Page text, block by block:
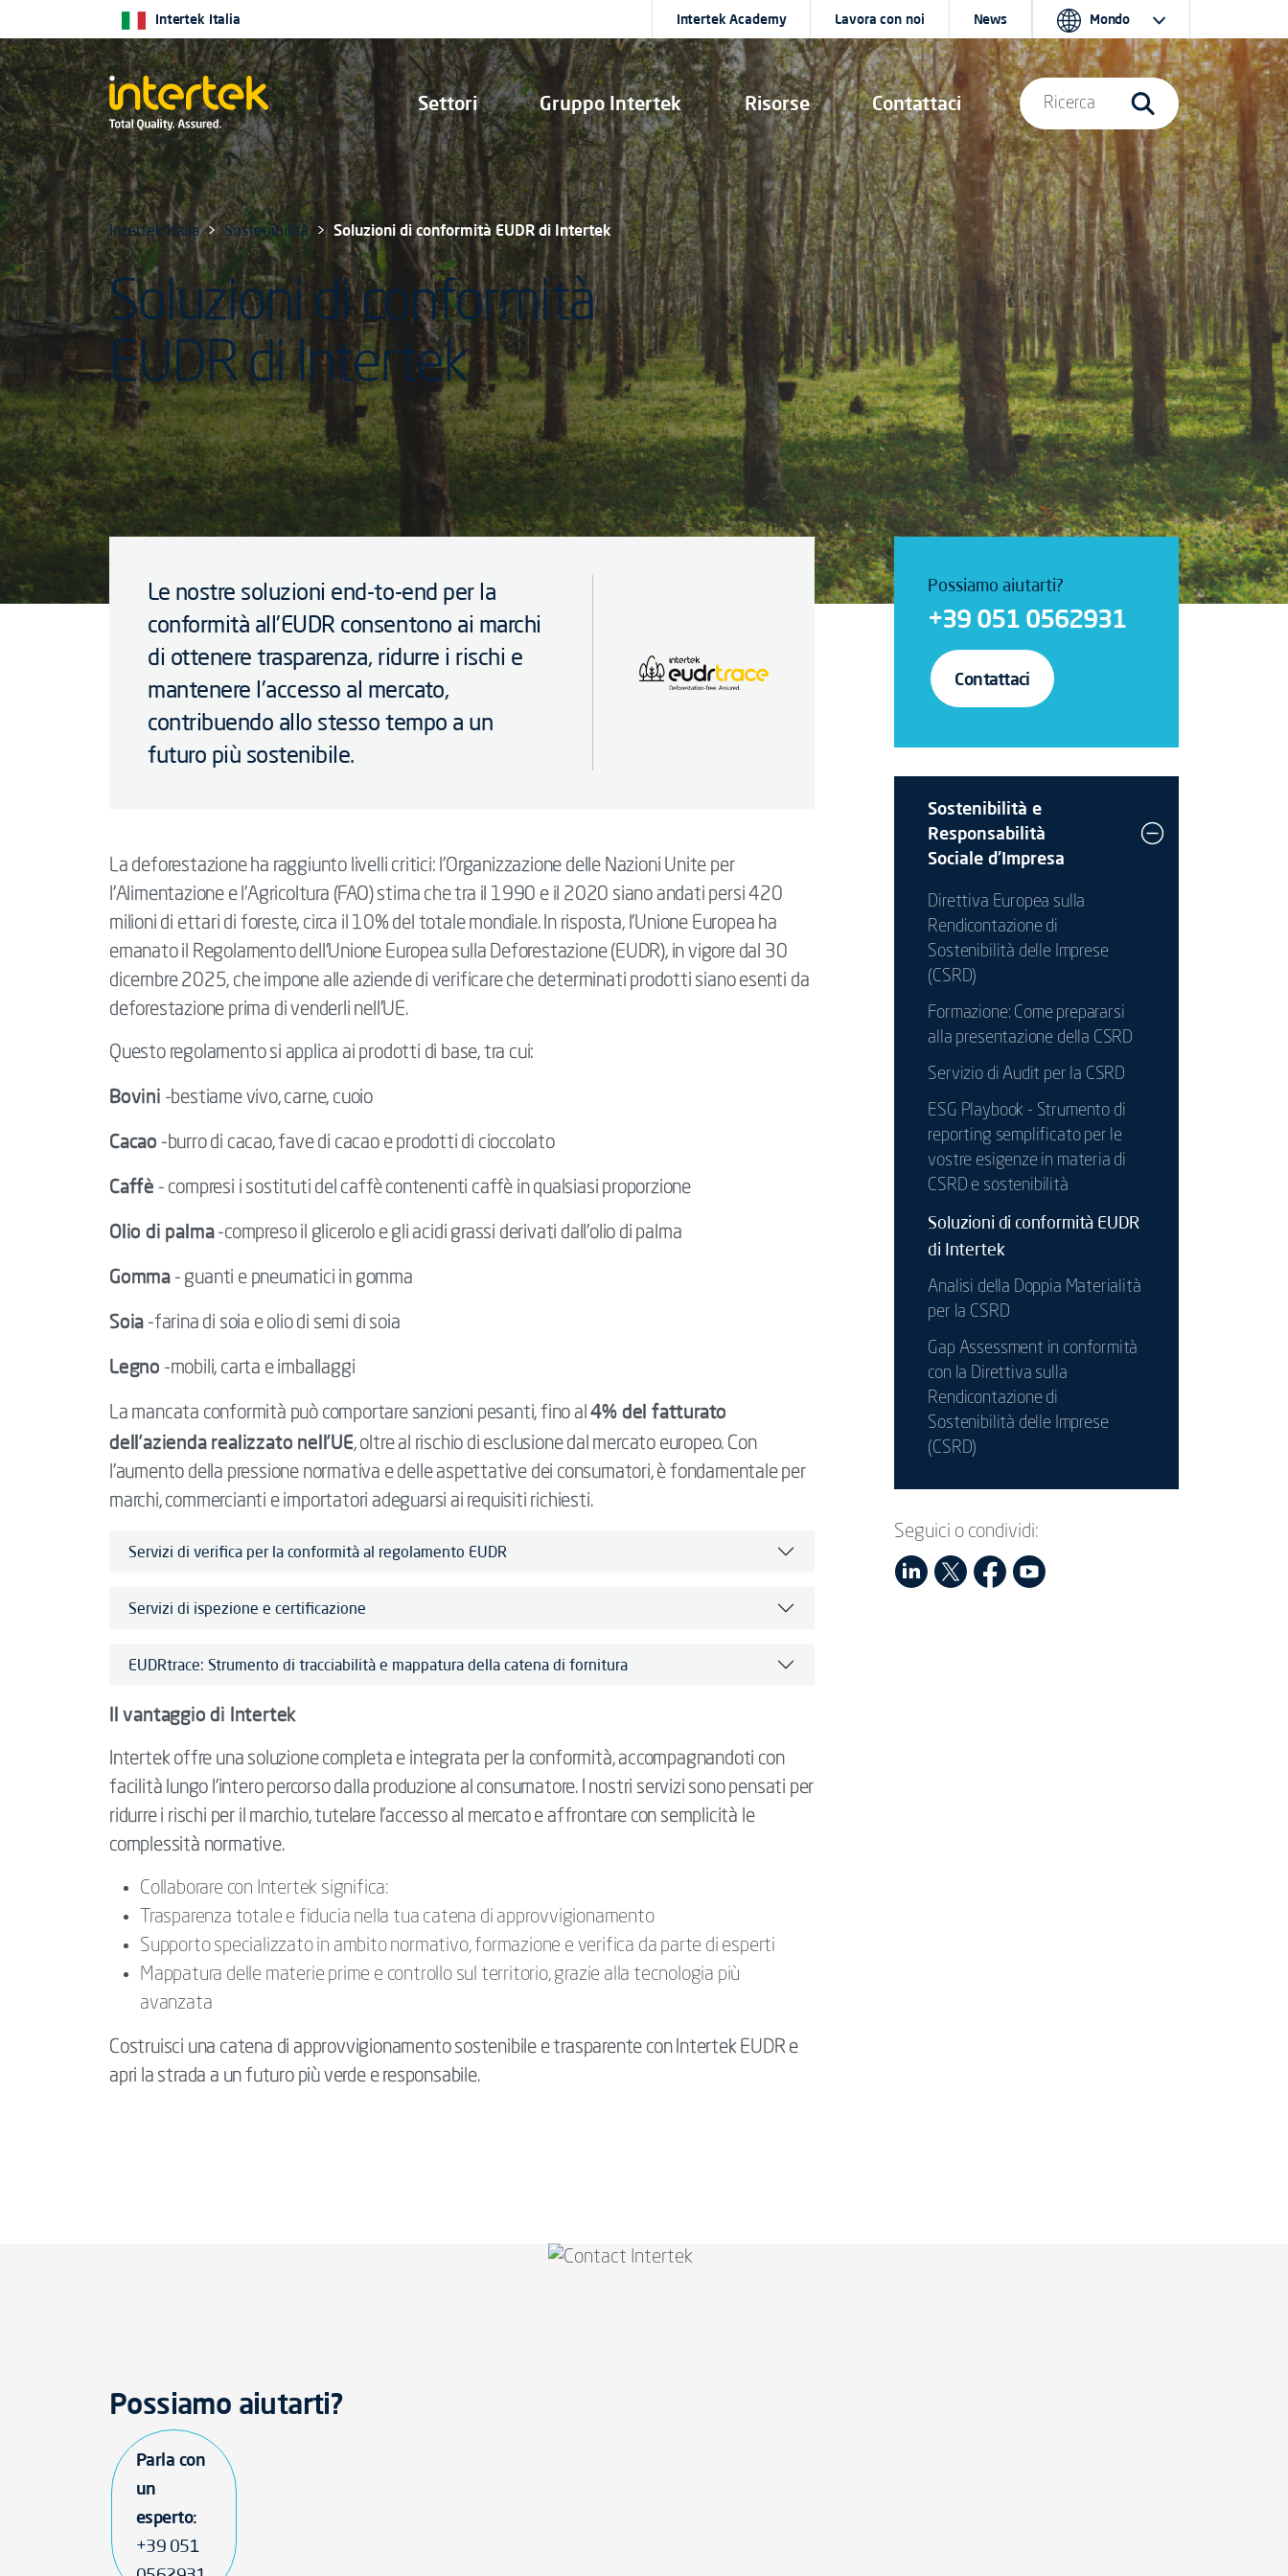
Settori Gruppo Intertek Risorse Contattaci
Intertek Italia Intertek Academy Lavora con noi News Mondo
Ricerca
Intertek Italia Sostenibilità Soluzioni di conformità EUDR di Intertek
Soluzioni di conformità
EUDR di Intertek
Le nostre soluzioni end-to-end per la
conformità all'EUDR consentono ai marchi
di ottenere trasparenza, ridurre i rischi e
mantenere l'accesso al mercato,
contribuendo allo stesso tempo a un
futuro più sostenibile.
La deforestazione ha raggiunto livelli critici: l'Organizzazione delle Nazioni Unite per
l'Alimentazione e l'Agricoltura (FAO) stima che tra il 1990 e il 2020 siano andati persi 420
milioni di ettari di foreste, circa il 10% del totale mondiale. In risposta, l'Unione Europea ha
emanato il Regolamento dell'Unione Europea sulla Deforestazione (EUDR), in vigore dal 30
dicembre 2025, che impone alle aziende di verificare che determinati prodotti siano esenti da
deforestazione prima di venderli nell'UE.
Questo regolamento si applica ai prodotti di base, tra cui:
Bovini -bestiame vivo, carne, cuoio
Cacao -burro di cacao, fave di cacao e prodotti di cioccolato
Caffè - compresi i sostituti del caffè contenenti caffè in qualsiasi proporzione
Olio di palma-compreso il glicerolo e gli acidi grassi derivati dall'olio di palma
Gomma - guanti e pneumatici in gomma
Soia -farina di soia e olio di semi di soia
Legno -mobili, carta e imballaggi
La mancata conformità può comportare sanzioni pesanti, fino al4% del fatturato
dell’azienda realizzato nell'UE, oltre al rischio di esclusione dal mercato europeo. Con
l’aumento della pressione normativa e delle aspettative dei consumatori, è fondamentale per
marchi, commercianti e importatori adeguarsi ai requisiti richiesti.
Servizi di verifica per la conformità al regolamento EUDR
Servizi di ispezione e certificazione
EUDRtrace: Strumento di tracciabilità e mappatura della catena di fornitura
Il vantaggio di Intertek
Intertek offre una soluzione completa e integrata per la conformità, accompagnandoti con
facilità lungo l’intero percorso dalla produzione al consumatore. I nostri servizi sono pensati per
ridurre i rischi per il marchio, tutelare l’accesso al mercato e affrontare con semplicità le
complessità normative.
Collaborare con Intertek significa:
Trasparenza totale e fiducia nella tua catena di approvvigionamento
Supporto specializzato in ambito normativo, formazione e verifica da parte di esperti
Mappatura delle materie prime e controllo sul territorio, grazie alla tecnologia più
avanzata
Costruisci una catena di approvvigionamento sostenibile e trasparente con Intertek EUDR e
apri la strada a un futuro più verde e responsabile.
Possiamo aiutarti?
+39 051 0562931
Contattaci
Sostenibilità e
Responsabilità
Sociale d'Impresa
Direttiva Europea sulla
Rendicontazione di
Sostenibilità delle Imprese
(CSRD)
Formazione: Come prepararsi
alla presentazione della CSRD
Servizio di Audit per la CSRD
ESG Playbook - Strumento di
reporting semplificato per le
vostre esigenze in materia di
CSRD e sostenibilità
Soluzioni di conformità EUDR
di Intertek
Analisi della Doppia Materialità
per la CSRD
Gap Assessment in conformità
con la Direttiva sulla
Rendicontazione di
Sostenibilità delle Imprese
(CSRD)
Seguici o condividi:
Possiamo aiutarti?
Parla con
un
esperto:
+39 051